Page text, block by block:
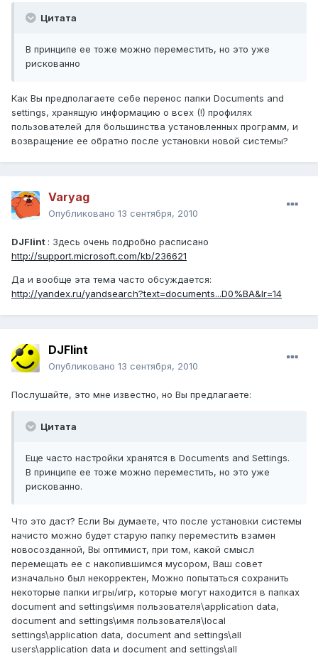
Цитата
В принципе ее тоже можно переместить, но это уже
рискованно
Как Вы предполагаете себе перенос папки Documents and
settings, хранящую информацию о всех (!) профилях
пользователей для большинства установленных программ, и
возвращение ее обратно после установки новой системы?
Varyag
Опубликовано 13 сентября, 2010
DJFlint : Здесь очень подробно расписано
http://support.microsoft.com/kb/236621
Да и вообще эта тема часто обсуждается:
http://yandex.ru/yandsearch?text=documents...D0%BA&lr=14
DJFlint
Опубликовано 13 сентября, 2010
Послушайте, это мне известно, но Вы предлагаете:
Цитата
Еще часто настройки хранятся в Documents and Settings.
В принципе ее тоже можно переместить, но это уже
рискованно.
Что это даст? Если Вы думаете, что после установки системы
начисто можно будет старую папку переместить взамен
новосозданной, Вы оптимист, при том, какой смысл
перемещать ее с накопившимся мусором, Ваш совет
изначально был некорректен, Можно попытаться сохранить
некоторые папки игры/игр, которые могут находится в папках
document and settings\имя пользователя\application data,
document and settings\имя пользователя\local
settings\application data, document and settings\all
users\application data и document and settings\all